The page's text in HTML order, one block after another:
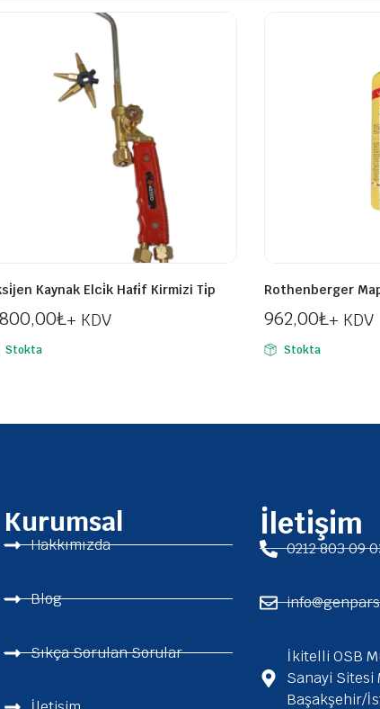
Kaynak Elci̇k Hafi̇f Kirmizi Ti̇p
₺+ KDV
Stokta
Rothenberger
962,00₺+ KDV
Stokta
Kurumsal
Hakkımızda
Blog
Sıkça Sorulan Sorular
İletişim
0212 803 09
İkitelli OSB
Sanayi Sitesi
Başakşehir/